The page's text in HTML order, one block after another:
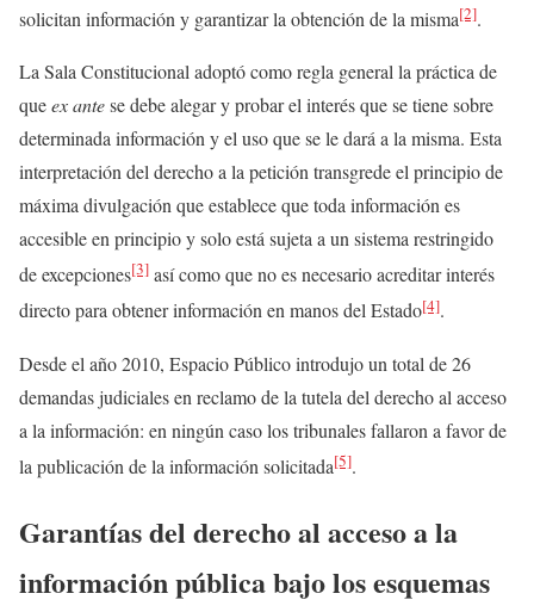
solicitan información y garantizar la obtención de la misma[2].
La Sala Constitucional adoptó como regla general la práctica de
queex antese debe alegar y probar el interés que se tiene sobre
determinada información y el uso que se le dará a la misma. Esta
interpretación del derecho a la petición transgrede el principio de
máxima divulgación que establece que toda información es
accesible en principio y solo está sujeta a un sistema restringido
de excepciones[3] así como que no es necesario acreditar interés
directo para obtener información en manos del Estado[4].
Desde el año 2010, Espacio Público introdujo un total de 26
demandas judiciales en reclamo de la tutela del derecho al acceso
a la información: en ningún caso los tribunales fallaron a favor de
la publicación de la información solicitada[5].
Garantías del derecho al acceso a la
información pública bajo los esquemas